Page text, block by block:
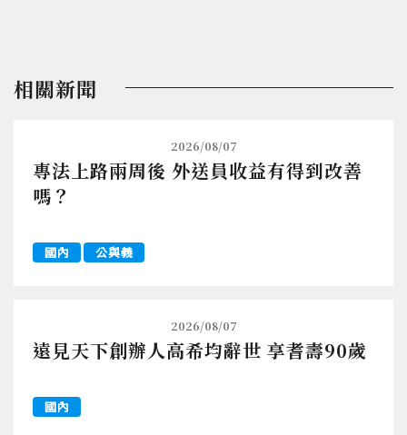
相關新聞
2026/08/07
專法上路兩周後 外送員收益有得到改善
嗎？
國內 公與義
2026/08/07
遠見天下創辦人高希均辭世 享耆壽90歲
國內